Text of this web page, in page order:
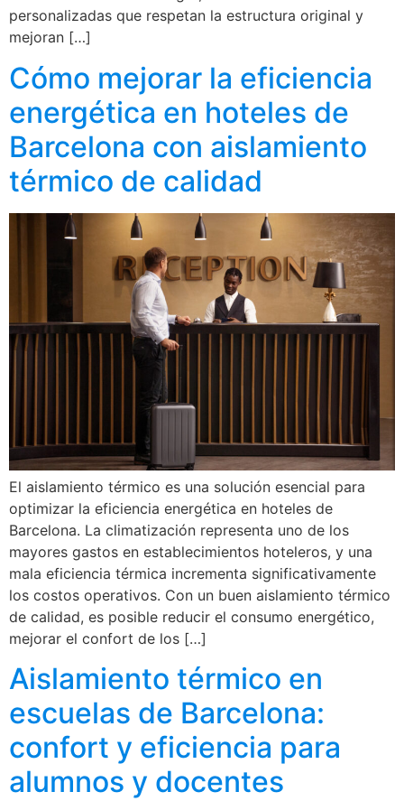
personalizadas que respetan la estructura original y
mejoran […]
Cómo mejorar la eficiencia
energética en hoteles de
Barcelona con aislamiento
térmico de calidad
El aislamiento térmico es una solución esencial para
optimizar la eficiencia energética en hoteles de
Barcelona. La climatización representa uno de los
mayores gastos en establecimientos hoteleros, y una
mala eficiencia térmica incrementa significativamente
los costos operativos. Con un buen aislamiento térmico
de calidad, es posible reducir el consumo energético,
mejorar el confort de los […]
Aislamiento térmico en
escuelas de Barcelona:
confort y eficiencia para
alumnos y docentes